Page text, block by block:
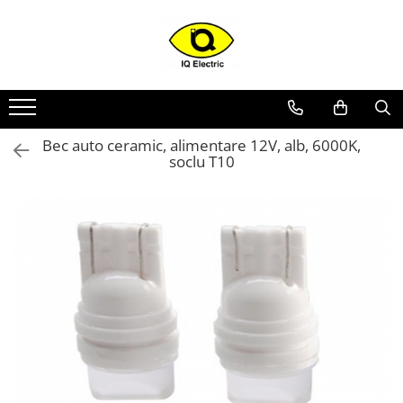
Arduino
Senzori Arduino
Surse miniatura pentru
Display Arduino
Module Diverse Arduino
Platforma de Dezvoltare
Adaptoare
Conectica Arduino
Drivere de motor
Bec auto ceramic, alimentare 12V, alb, 6000K,
soclu T10